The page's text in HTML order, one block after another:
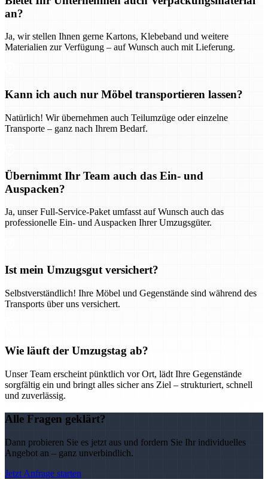
an?
Ja, wir stellen Ihnen gerne Kartons, Klebeband und weitere
Materialien zur Verfügung – auf Wunsch auch mit Lieferung.
Kann ich auch nur Möbel transportieren lassen?
Natürlich! Wir übernehmen auch Teilumzüge oder einzelne
Transporte – ganz nach Ihrem Bedarf.
Übernimmt Ihr Team auch das Ein- und
Auspacken?
Ja, unser Full-Service-Paket umfasst auf Wunsch auch das
professionelle Ein- und Auspacken Ihrer Umzugsgüter.
Ist mein Umzugsgut versichert?
Selbstverständlich! Ihre Möbel und Gegenstände sind während des
Transports über uns versichert.
Wie läuft der Umzugstag ab?
Unser Team erscheint pünktlich vor Ort, lädt Ihre Gegenstände
sorgfältig ein und bringt alles sicher ans Ziel – strukturiert, schnell
und zuverlässig.
Alle Fragen geklärt?
Dann probieren Sie es jetzt aus und fordern Sie Ihr individuelles
Angebot an – ganz unverbindlich.
Jetzt Anfrage starten